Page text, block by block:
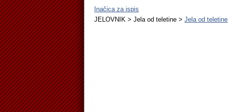
Inačica za ispis
JELOVNIK > Jela od teletine > Jela od teletine